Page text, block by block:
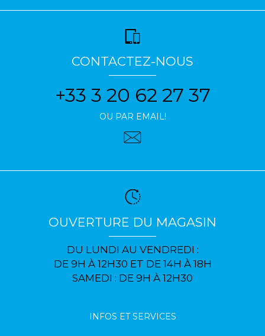
CONTACTEZ-NOUS
+33 3 20 62 27 37
OU PAR EMAIL!
OUVERTURE DU MAGASIN
DU LUNDI AU VENDREDI :
DE 9H À 12H30 ET DE 14H À 18H
SAMEDI : DE 9H À 12H30
INFOS ET SERVICES